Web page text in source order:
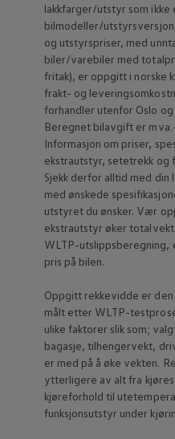
lakkfarger/utstyr som
bilmodeller/
og utstyrspriser, med
biler/varebiler med
fritak), er oppgitt i norske
frakt- og
forhandler utenfor Oslo
Beregnet bilavgift er
Informasjon om priser,
ekstrautstyr, setetrekk og
Sjekk derfor alltid med din
med ønskede
utstyret du ønsker. Vær
ekstrautstyr øker
WLTP-
pris på bilen.
Oppgitt rekkevidde er
målt etter WLTP-
ulike faktorer slik som;
bagasje, tilhengervekt,
er med på å øke vekten.
ytterligere av alt fra
kjøreforhold til
funksjonsutstyr under